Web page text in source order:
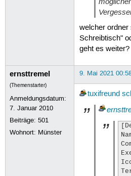
welcher ordner
Schreibtisch"
geht es weiter?
ernsttremel
(Themenstarter)
Anmeldungsdatum:
7. Januar 2010
Beiträge:501
Wohnort: Münster
9. Mai 2021
tuxifreund